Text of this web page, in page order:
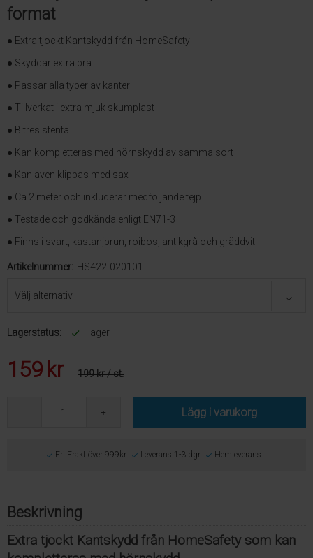
format
● Extra tjockt Kantskydd från HomeSafety
● Skyddar extra bra
● Passar alla typer av kanter
● Tillverkat i extra mjuk skumplast
● Bitresistenta
● Kan kompletteras med hörnskydd av samma sort
● Kan även klippas med sax
● Ca 2 meter och inkluderar medföljande tejp
● Testade och godkända enligt EN71-3
● Finns i svart, kastanjbrun, roibos, antikgrå och gräddvit
Artikelnummer: HS422-020101
Lagerstatus: I lager
159 kr 199 kr/ st.
Lägg i varukorg
Fri Frakt över 999kr Leverans 1-3 dgr Hemleverans
Beskrivning
Extra tjockt Kantskydd från HomeSafety som kan